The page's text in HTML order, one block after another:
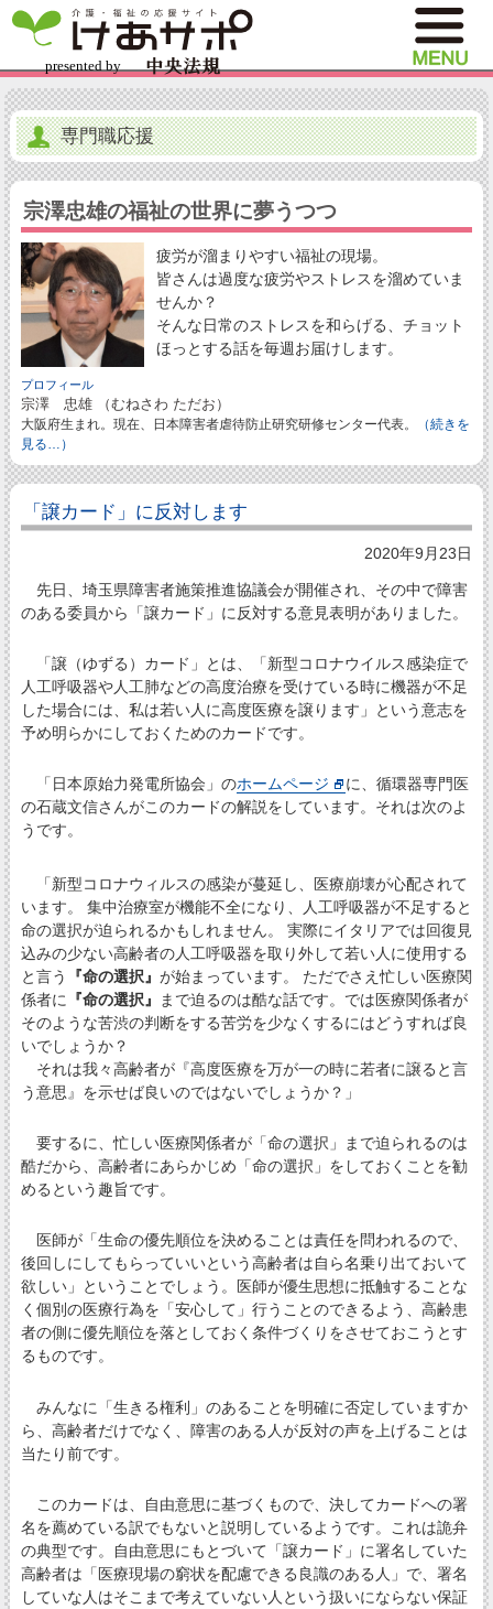
専門職応援
宗澤忠雄の福祉の世界に夢うつつ
疲労が溜まりやすい福祉の現場。
皆さんは過度な疲労やストレスを溜めていま
せんか？
そんな日常のストレスを和らげる、チョット
ほっとする話を毎週お届けします。
プロフィール
宗澤 忠雄 （むねさわ ただお）
大阪府生まれ。現在、日本障害者虐待防止研究研修センター代表。
（続きを
見る…）
「譲カード」に反対します
2020年9月23日
先日、埼玉県障害者施策推進協議会が開催され、その中で障害
のある委員から「譲カード」に反対する意見表明がありました。
「譲（ゆずる）カード」とは、「新型コロナウイルス感染症で
人工呼吸器や人工肺などの高度治療を受けている時に機器が不足
した場合には、私は若い人に高度医療を譲ります」という意志を
予め明らかにしておくためのカードです。
「日本原始力発電所協会」のホームページ
に、循環器専門医
の石蔵文信さんがこのカードの解説をしています。それは次のよ
うです。
「新型コロナウィルスの感染が蔓延し、医療崩壊が心配されて
います。 集中治療室が機能不全になり、人工呼吸器が不足すると
命の選択が迫られるかもしれません。 実際にイタリアでは回復見
込みの少ない高齢者の人工呼吸器を取り外して若い人に使用する
と言う
『命の選択』 が始まっています。 ただでさえ忙しい医療関
係者に
『命の選択』
まで迫るのは酷な話です。では医療関係者が
そのような苦渋の判断をする苦労を少なくするにはどうすれば良
いでしょうか？
それは我々高齢者が『高度医療を万が一の時に若者に譲ると言
う意思』を示せば良いのではないでしょうか？」
要するに、忙しい医療関係者が「命の選択」まで迫られるのは
酷だから、高齢者にあらかじめ「命の選択」をしておくことを勧
めるという趣旨です。
医師が「生命の優先順位を決めることは責任を問われるので、
後回しにしてもらっていいという高齢者は自ら名乗り出ておいて
欲しい」ということでしょう。医師が優生思想に抵触することな
く個別の医療行為を「安心して」行うことのできるよう、高齢患
者の側に優先順位を落としておく条件づくりをさせておこうとす
るものです。
みんなに「生きる権利」のあることを明確に否定していますか
ら、高齢者だけでなく、障害のある人が反対の声を上げることは
当たり前です。
このカードは、自由意思に基づくもので、決してカードへの署
名を薦めている訳でもないと説明しているようです。これは詭弁
の典型です。自由意思にもとづいて「譲カード」に署名していた
高齢者は「医療現場の窮状を配慮できる良識のある人」で、署名
していな人はそこまで考えていない人という扱いにならない保証